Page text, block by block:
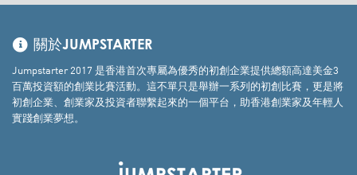
關於JUMPSTARTER
Jumpstarter 2017 是香港首次專屬為優秀的初創企業提供總額高達美金3
百萬投資額的創業比賽活動。這不單只是舉辦一系列的初創比賽，更是將
初創企業、創業家及投資者聯繫起來的一個平台，助香港創業家及年輕人
實踐創業夢想。